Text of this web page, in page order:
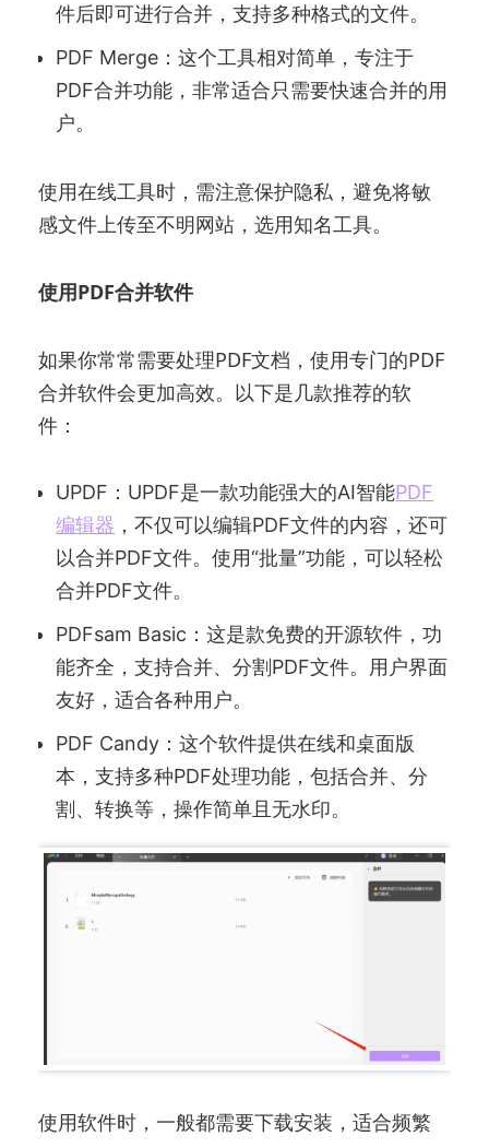
件后即可进行合并，支持多种格式的文件。
PDF Merge：这个工具相对简单，专注于
PDF合并功能，非常适合只需要快速合并的用
户。
使用在线工具时，需注意保护隐私，避免将敏
感文件上传至不明网站，选用知名工具。
使用PDF合并软件
如果你常常需要处理PDF文档，使用专门的PDF
合并软件会更加高效。以下是几款推荐的软
件：
UPDF：UPDF是一款功能强大的AI智能PDF
编辑器 ，不仅可以编辑PDF文件的内容，还可
以合并PDF文件。使用“批量”功能，可以轻松
合并PDF文件。
PDFsam Basic：这是款免费的开源软件，功
能齐全，支持合并、分割PDF文件。用户界面
友好，适合各种用户。
PDF Candy：这个软件提供在线和桌面版
本，支持多种PDF处理功能，包括合并、分
割、转换等，操作简单且无水印。
使用软件时，一般都需要下载安装，适合频繁